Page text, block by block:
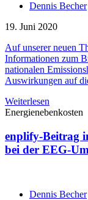
Dennis Becher
19. Juni 2020
Auf unserer neuen
Informationen zum
nationalen
Auswirkungen auf
Weiterlesen
Energienebenkosten
enplify-Beitrag
bei der EEG-
Dennis Becher